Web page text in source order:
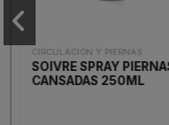
CIRCULACIÓN Y PIERNAS
SOIVRE SPRAY PIERNAS
CANSADAS 250ML